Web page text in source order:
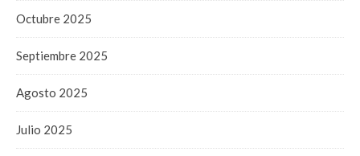
Octubre 2025
Septiembre 2025
Agosto 2025
Julio 2025